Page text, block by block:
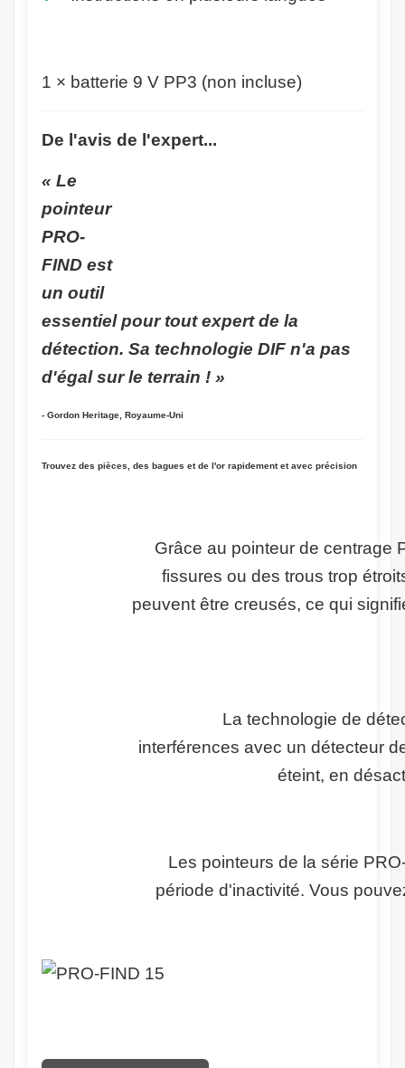
1 × batterie 9 V PP3 (non incluse)
De l'avis de l'expert...
« Le
pointeur
PRO-
FIND est
un outil
essentiel pour tout expert de la
détection. Sa technologie DIF n'a pas
d'égal sur le terrain ! »
- Gordon Heritage, Royaume-Uni
Trouvez des pièces, des bagues et de l'or rapidement et avec précision
Grâce au pointeur de centrage
fissures ou des trous trop
peuvent être creusés, ce qui
La technologie de
interférences avec un détecteur
éteint, en
Les pointeurs de la série
période d'inactivité. Vous